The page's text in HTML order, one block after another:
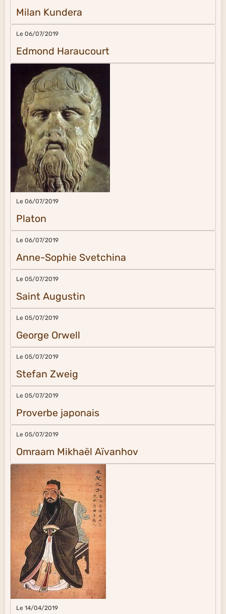
Milan Kundera
Le 06/07/2019
Edmond Haraucourt
Le 06/07/2019
Platon
Le 06/07/2019
Anne-Sophie Svetchina
Le 05/07/2019
Saint Augustin
Le 05/07/2019
George Orwell
Le 05/07/2019
Stefan Zweig
Le 05/07/2019
Proverbe japonais
Le 05/07/2019
Omraam Mikhaël Aïvanhov
Le 14/04/2019